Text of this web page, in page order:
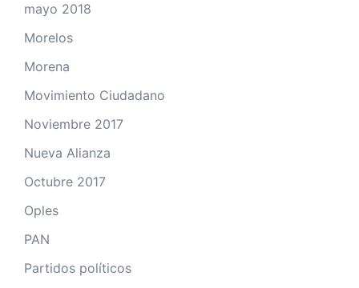
mayo 2018
Morelos
Morena
Movimiento Ciudadano
Noviembre 2017
Nueva Alianza
Octubre 2017
Oples
PAN
Partidos políticos